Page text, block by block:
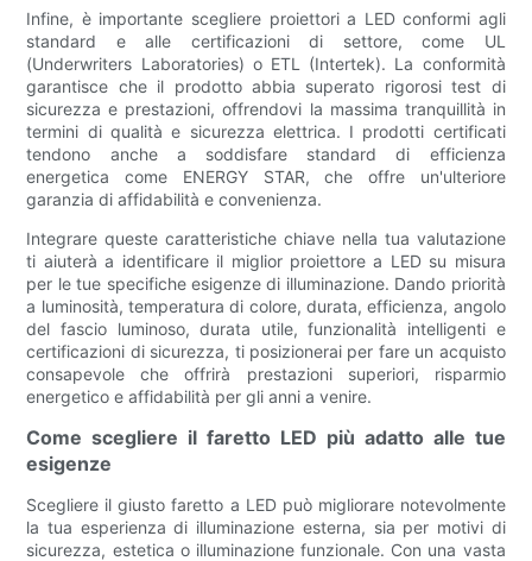
Infine, è importante scegliere proiettori a LED conformi agli
standard e alle certificazioni di settore, come UL
(Underwriters Laboratories) o ETL (Intertek). La conformità
garantisce che il prodotto abbia superato rigorosi test di
sicurezza e prestazioni, offrendovi la massima tranquillità in
termini di qualità e sicurezza elettrica. I prodotti certificati
tendono anche a soddisfare standard di efficienza
energetica come ENERGY STAR, che offre un'ulteriore
garanzia di affidabilità e convenienza.
Integrare queste caratteristiche chiave nella tua valutazione
ti aiuterà a identificare il miglior proiettore a LED su misura
per le tue specifiche esigenze di illuminazione. Dando priorità
a luminosità, temperatura di colore, durata, efficienza, angolo
del fascio luminoso, durata utile, funzionalità intelligenti e
certificazioni di sicurezza, ti posizionerai per fare un acquisto
consapevole che offrirà prestazioni superiori, risparmio
energetico e affidabilità per gli anni a venire.
Come scegliere il faretto LED più adatto alle tue
esigenze
Scegliere il giusto faretto a LED può migliorare notevolmente
la tua esperienza di illuminazione esterna, sia per motivi di
sicurezza, estetica o illuminazione funzionale. Con una vasta